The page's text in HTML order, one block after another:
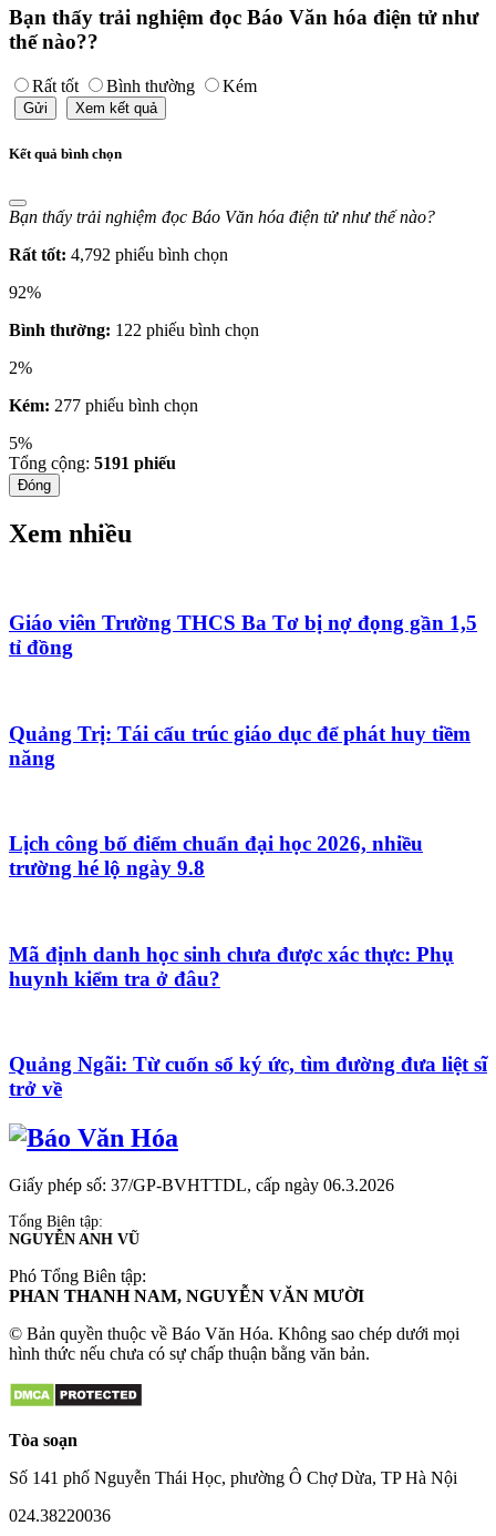
Bạn thấy trải nghiệm đọc Báo Văn hóa điện tử như
thế nào??
Rất tốt Bình thường Kém
Gửi Xem kết quả
Kết quả bình chọn
Bạn thấy trải nghiệm đọc Báo Văn hóa điện tử như thế nào?
Rất tốt: 4,792 phiếu bình chọn
92%
Bình thường: 122 phiếu bình chọn
2%
Kém: 277 phiếu bình chọn
5%
Tổng cộng: 5191 phiếu
Đóng
Xem nhiều
Giáo viên Trường THCS Ba Tơ bị nợ đọng gần 1,5
tỉ đồng
Quảng Trị: Tái cấu trúc giáo dục để phát huy tiềm
năng
Lịch công bố điểm chuẩn đại học 2026, nhiều
trường hé lộ ngày 9.8
Mã định danh học sinh chưa được xác thực: Phụ
huynh kiểm tra ở đâu?
Quảng Ngãi: Từ cuốn sổ ký ức, tìm đường đưa liệt sĩ
trở về
Giấy phép số: 37/GP-BVHTTDL, cấp ngày 06.3.2026
Tổng Biên tập:
NGUYỄN ANH VŨ
Phó Tổng Biên tập:
PHAN THANH NAM, NGUYỄN VĂN MƯỜI
© Bản quyền thuộc về Báo Văn Hóa. Không sao chép dưới mọi
hình thức nếu chưa có sự chấp thuận bằng văn bản.
Tòa soạn
Số 141 phố Nguyễn Thái Học, phường Ô Chợ Dừa, TP Hà Nội
024.38220036